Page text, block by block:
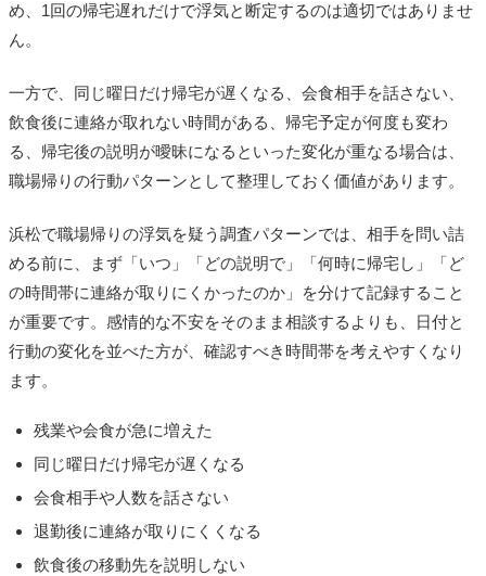
め、1回の帰宅遅れだけで浮気と断定するのは適切ではありませ
ん。
一方で、同じ曜日だけ帰宅が遅くなる、会食相手を話さない、
飲食後に連絡が取れない時間がある、帰宅予定が何度も変わ
る、帰宅後の説明が曖昧になるといった変化が重なる場合は、
職場帰りの行動パターンとして整理しておく価値があります。
浜松で職場帰りの浮気を疑う調査パターンでは、相手を問い詰
める前に、まず「いつ」「どの説明で」「何時に帰宅し」「ど
の時間帯に連絡が取りにくかったのか」を分けて記録すること
が重要です。感情的な不安をそのまま相談するよりも、日付と
行動の変化を並べた方が、確認すべき時間帯を考えやすくなり
ます。
残業や会食が急に増えた
同じ曜日だけ帰宅が遅くなる
会食相手や人数を話さない
退勤後に連絡が取りにくくなる
飲食後の移動先を説明しない